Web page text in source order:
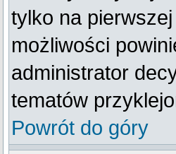
tylko na
możliwości
administrator
tematów
Powrót do góry